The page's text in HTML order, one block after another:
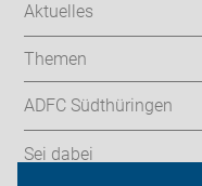
Aktuelles
Themen
ADFC Südthüringen
Sei dabei